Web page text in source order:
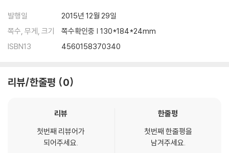
발행일
2015년 12월 29일
쪽수, 무게, 크기
쪽수확인중 | 130*184*24mm
ISBN13
4560158370340
리뷰/한줄평 0
리뷰
첫번째 리뷰어가
되어주세요.
한줄평
첫번째 한줄평을
남겨주세요.